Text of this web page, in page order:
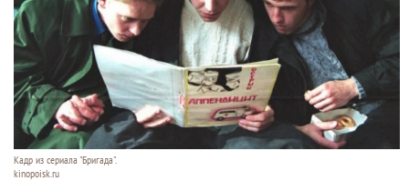
Кадр из сериала "Бригада".
kinopoisk.ru